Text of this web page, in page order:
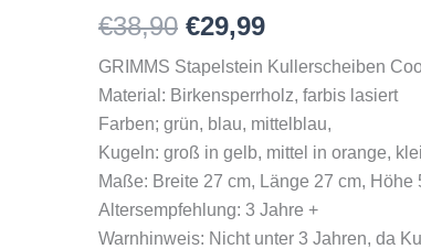
€38,90 Ursprünglicher
Preis
war:
€38,90
€29,99Aktueller
Preis
ist:
€29,99.
GRIMMS Stapelstein Kullerscheiben
Material: Birkensperrholz, farbis lasiert
Farben; grün, blau, mittelblau,
Kugeln: groß in gelb, mittel in orange,
Maße: Breite 27 cm, Länge 27 cm, Höhe
Altersempfehlung: 3 Jahre +
Warnhinweis: Nicht unter 3 Jahren, da